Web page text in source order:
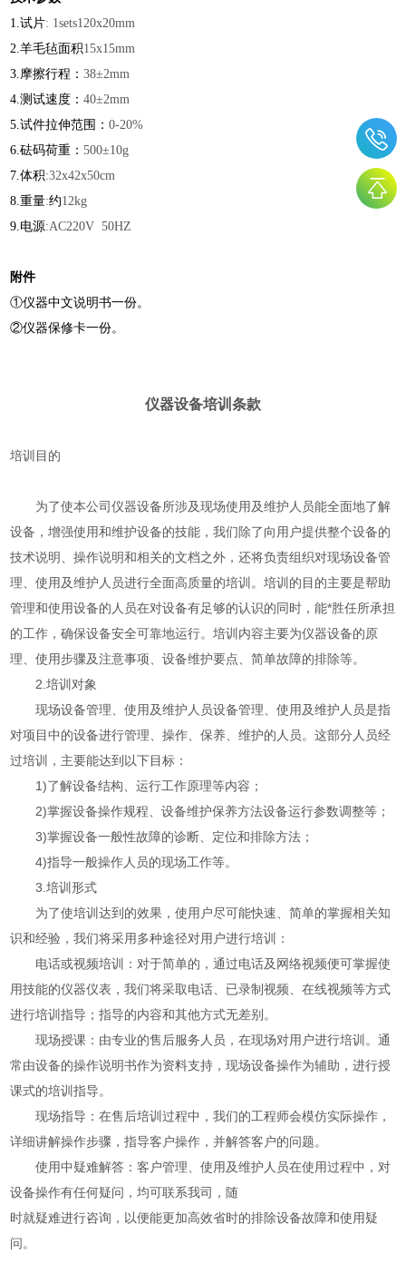
1.试片: 1sets120x20mm
2.羊毛毡面积15x15mm
3.摩擦行程：38±2mm
4.测试速度：40±2mm
5.试件拉伸范围：0-20%
6.砝码荷重：500±10g
7.体积:32x42x50cm
8.重量:约12kg
9.电源:AC220V 50HZ
附件
①仪器中文说明书一份。
②仪器保修卡一份。
仪器设备培训条款
培训目的
为了使本公司仪器设备所涉及现场使用及维护人员能全面地了解
设备，增强使用和维护设备的技能，我们除了向用户提供整个设备的
技术说明、操作说明和相关的文档之外，还将负责组织对现场设备管
理、使用及维护人员进行全面高质量的培训。培训的目的主要是帮助
管理和使用设备的人员在对设备有足够的认识的同时，能*胜任所承担
的工作，确保设备安全可靠地运行。培训内容主要为仪器设备的原
理、使用步骤及注意事项、设备维护要点、简单故障的排除等。
2.培训对象
现场设备管理、使用及维护人员设备管理、使用及维护人员是指
对项目中的设备进行管理、操作、保养、维护的人员。这部分人员经
过培训，主要能达到以下目标：
1)了解设备结构、运行工作原理等内容；
2)掌握设备操作规程、设备维护保养方法设备运行参数调整等；
3)掌握设备一般性故障的诊断、定位和排除方法；
4)指导一般操作人员的现场工作等。
3.培训形式
为了使培训达到的效果，使用户尽可能快速、简单的掌握相关知
识和经验，我们将采用多种途径对用户进行培训：
电话或视频培训：对于简单的，通过电话及网络视频便可掌握使
用技能的仪器仪表，我们将采取电话、已录制视频、在线视频等方式
进行培训指导；指导的内容和其他方式无差别。
现场授课：由专业的售后服务人员，在现场对用户进行培训。通
常由设备的操作说明书作为资料支持，现场设备操作为辅助，进行授
课式的培训指导。
现场指导：在售后培训过程中，我们的工程师会模仿实际操作，
详细讲解操作步骤，指导客户操作，并解答客户的问题。
使用中疑难解答：客户管理、使用及维护人员在使用过程中，对
设备操作有任何疑问，均可联系我司，随
时就疑难进行咨询，以便能更加高效省时的排除设备故障和使用疑
问。